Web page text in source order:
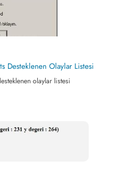
Desteklenen Olaylar Listesi
olaylar listesi